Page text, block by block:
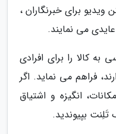
ویدیو برای خبرنگاران ،
می نمایند.
کالا را برای افرادی
فراهم می نماید. اگر
انگیزه و اشتیاق
تَلِنت بپیوندید.